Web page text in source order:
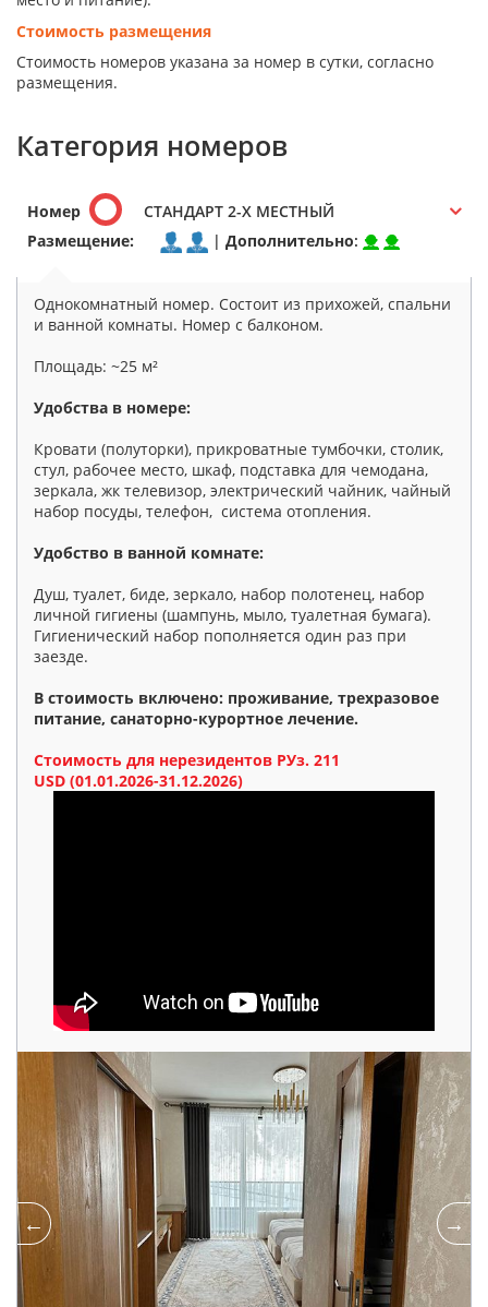
Стоимость размещения
Стоимость номеров указана за номер в сутки, согласно
размещения.
Категория номеров
Номер
СТАНДАРТ 2-Х МЕСТНЫЙ
Размещение:
| Дополнительно:
Однокомнатный номер. Состоит из прихожей, спальни
и ванной комнаты. Номер с балконом.
Площадь: ~25 м²
Удобства в номере:
Кровати (полуторки), прикроватные тумбочки, столик,
стул, рабочее место, шкаф, подставка для чемодана,
зеркала, жк телевизор, электрический чайник, чайный
набор посуды, телефон, система отопления.
Удобство в ванной комнате:
Душ, туалет, биде, зеркало, набор полотенец, набор
личной гигиены (шампунь, мыло, туалетная бумага).
Гигиенический набор пополняется один раз при
заезде.
В стоимость включено: проживание, трехразовое
питание, санаторно-курортное лечение.
Стоимость для нерезидентов РУз. 211
USD (01.01.2026-31.12.2026)